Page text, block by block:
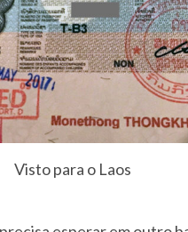
Visto para o Laos